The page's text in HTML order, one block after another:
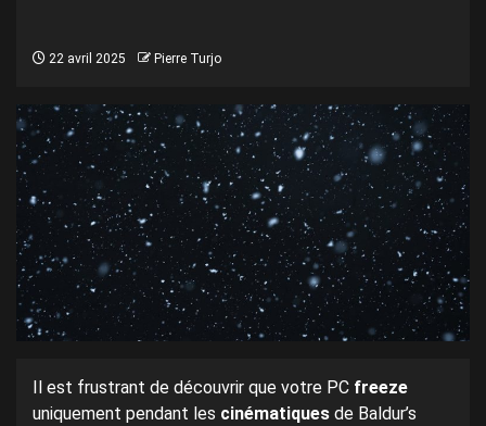
22 avril 2025 Pierre Turjo
Il est frustrant de découvrir que votre PC freeze
uniquement pendant les cinématiques de Baldur’s